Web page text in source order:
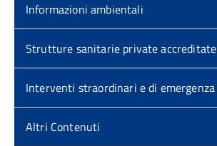
Informazioni ambientali
Strutture sanitarie private accreditate
Interventi straordinari e di emergenza
Altri Contenuti